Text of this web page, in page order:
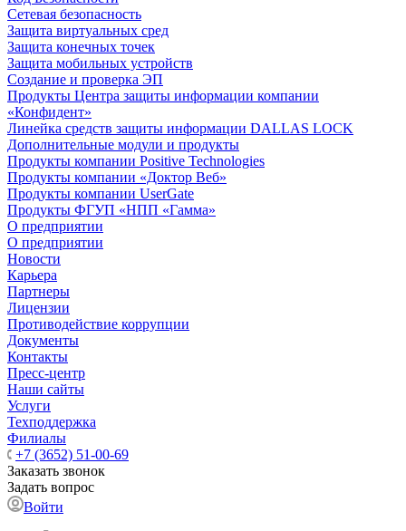
Сетевая безопасность
Защита виртуальных сред
Защита конечных точек
Защита мобильных устройств
Создание и проверка ЭП
Продукты Центра защиты информации компании
«Конфидент»
Линейка средств защиты информации DALLAS LOCK
Дополнительные модули и продукты
Продукты компании Positive Technologies
Продукты компании «Доктор Веб»
Продукты компании UserGate
Продукты ФГУП «НПП «Гамма»
О предприятии
О предприятии
Новости
Карьера
Партнеры
Лицензии
Противодействие коррупции
Документы
Контакты
Пресс-центр
Наши сайты
Услуги
Техподдержка
Филиалы
+7 (3652) 51-00-69
Заказать звонок
Задать вопрос
Войти